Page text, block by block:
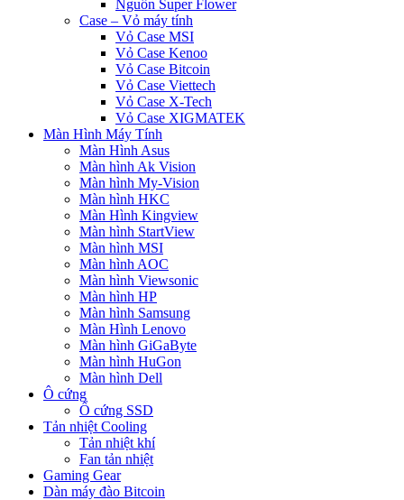
Nguồn Super Flower
Case – Vỏ máy tính
Vỏ Case MSI
Vỏ Case Kenoo
Vỏ Case Bitcoin
Vỏ Case Viettech
Vỏ Case X-Tech
Vỏ Case XIGMATEK
Màn Hình Máy Tính
Màn Hình Asus
Màn hình Ak Vision
Màn hình My-Vision
Màn hình HKC
Màn Hình Kingview
Màn hình StartView
Màn hình MSI
Màn hình AOC
Màn hình Viewsonic
Màn hình HP
Màn hình Samsung
Màn Hình Lenovo
Màn hình GiGaByte
Màn hình HuGon
Màn hình Dell
Ô cứng
Ổ cứng SSD
Tản nhiệt Cooling
Tản nhiệt khí
Fan tản nhiệt
Gaming Gear
Dàn máy đào Bitcoin